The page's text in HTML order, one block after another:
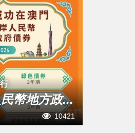
幣地方政...
10421